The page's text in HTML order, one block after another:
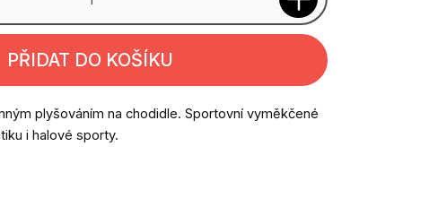
PŘIDAT DO KOŠÍKU
plyšováním na chodidle. Sportovní vyměkčené
i halové sporty.